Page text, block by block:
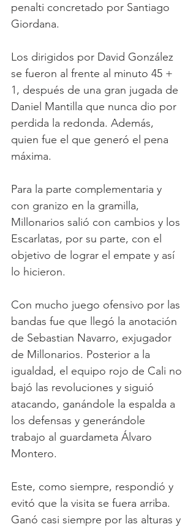
penalti concretado por Santiago
Giordana.
Los dirigidos por David González
se fueron al frente al minuto 45 +
1, después de una gran jugada de
Daniel Mantilla que nunca dio por
perdida la redonda. Además,
quien fue el que generó el pena
máxima.
Para la parte complementaria y
con granizo en la gramilla,
Millonarios salió con cambios y los
Escarlatas, por su parte, con el
objetivo de lograr el empate y así
lo hicieron.
Con mucho juego ofensivo por las
bandas fue que llegó la anotación
de Sebastian Navarro, exjugador
de Millonarios. Posterior a la
igualdad, el equipo rojo de Cali no
bajó las revoluciones y siguió
atacando, ganándole la espalda a
los defensas y generándole
trabajo al guardameta Álvaro
Montero.
Este, como siempre, respondió y
evitó que la visita se fuera arriba.
Ganó casi siempre por las alturas y